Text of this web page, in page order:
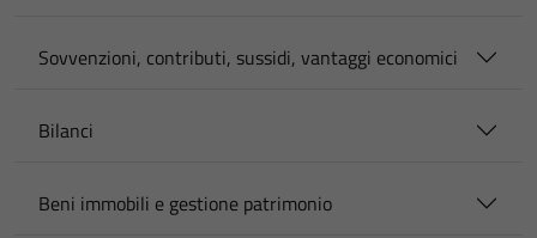
Sovvenzioni, contributi, sussidi, vantaggi economici
Bilanci
Beni immobili e gestione patrimonio